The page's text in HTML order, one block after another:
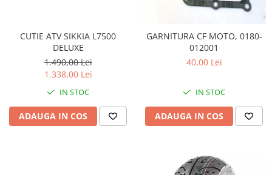
Carcase
Sistem de Răcire
CUTIE ATV SIKKIA L7500
DELUXE
1.490,00 Lei
1.338,00 Lei
IN STOC
ADAUGA IN COS
GARNITURA CF MOTO, 0180-
012001
40,00 Lei
IN STOC
ADAUGA IN COS